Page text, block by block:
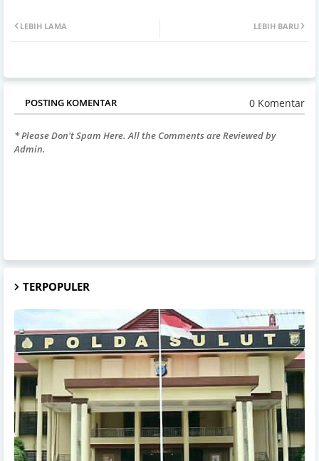
LEBIH BARU
LEBIH LAMA
POSTING KOMENTAR 0 Komentar
* Please Don't Spam Here. All the Comments are Reviewed by
Admin.
TERPOPULER